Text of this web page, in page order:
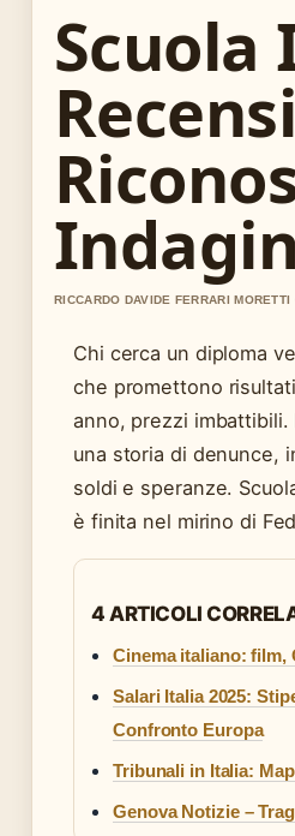
Scuola
RICCARDO DAVIDE FERRARI
Chi cerca un diploma
che promettono
anno, prezzi
una storia di denunce,
soldi e speranze.
è finita nel mirino di
4 ARTICOLI
Cinema italiano: film,
Salari Italia 2025:
Confronto Europa
Tribunali in Italia:
Genova Notizie –